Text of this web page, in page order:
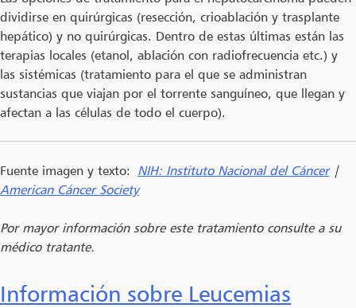
dividirse en quirúrgicas (resección, crioablación y trasplante
hepático) y no quirúrgicas. Dentro de estas últimas están las
terapias locales (etanol, ablación con radiofrecuencia etc.) y
las sistémicas (tratamiento para el que se administran
sustancias que viajan por el torrente sanguíneo, que llegan y
afectan a las células de todo el cuerpo).
Fuente imagen y texto: NIH: Instituto Nacional del Cáncer|
American Cáncer Society
Por mayor información sobre este tratamiento consulte a su
médico tratante.
Información sobre Leucemias